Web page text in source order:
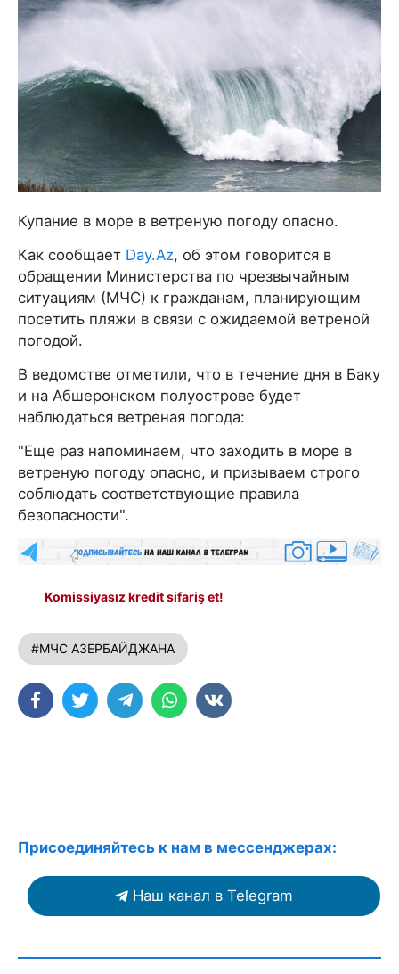
Купание в море в ветреную погоду опасно.
Как сообщает Day.Az, об этом говорится в
обращении Министерства по чрезвычайным
ситуациям (МЧС) к гражданам, планирующим
посетить пляжи в связи с ожидаемой ветреной
погодой.
В ведомстве отметили, что в течение дня в Баку
и на Абшеронском полуострове будет
наблюдаться ветреная погода:
"Еще раз напоминаем, что заходить в море в
ветреную погоду опасно, и призываем строго
соблюдать соответствующие правила
безопасности".
Komissiyasız kredit sifariş et!
#МЧС АЗЕРБАЙДЖАНА
Присоединяйтесь к нам в мессенджерах:
Наш канал в Telegram